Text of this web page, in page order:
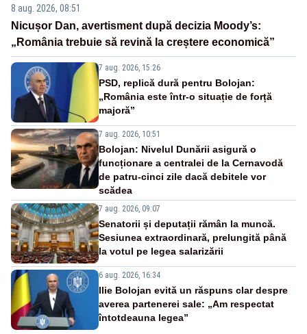
8 aug. 2026, 08:51
Nicușor Dan, avertisment după decizia Moody’s:
„România trebuie să revină la creștere economică”
7 aug. 2026, 15:26
PSD, replică dură pentru Bolojan:
„România este într-o situație de forță
majoră”
7 aug. 2026, 10:51
Bolojan: Nivelul Dunării asigură o
funcționare a centralei de la Cernavodă
de patru-cinci zile dacă debitele vor
scădea
7 aug. 2026, 09:07
Senatorii și deputații rămân la muncă.
Sesiunea extraordinară, prelungită până
la votul pe legea salarizării
6 aug. 2026, 16:34
Ilie Bolojan evită un răspuns clar despre
averea partenerei sale: „Am respectat
întotdeauna legea”